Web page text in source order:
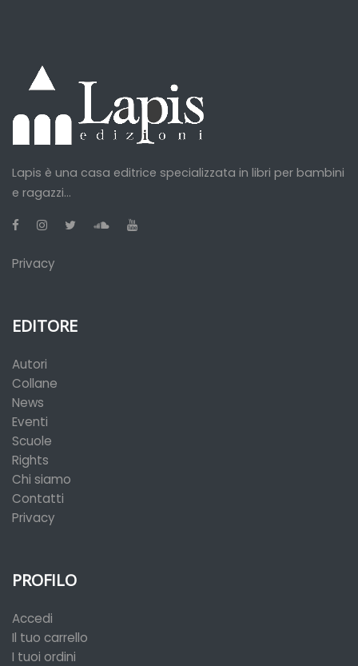
Lapis è una casa editrice specializzata in libri per bambini
e ragazzi...
Privacy
EDITORE
Autori
Collane
News
Eventi
Scuole
Rights
Chi siamo
Contatti
Privacy
PROFILO
Accedi
Il tuo carrello
I tuoi ordini